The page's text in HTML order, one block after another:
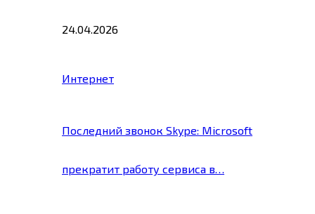
24.04.2026
Интернет
Последний звонок Skype: Microsoft
прекратит работу сервиса в…